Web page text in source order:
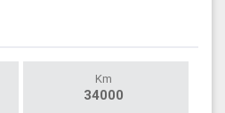
Km
34000